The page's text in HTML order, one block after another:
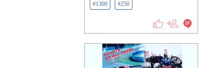
#1300 #250